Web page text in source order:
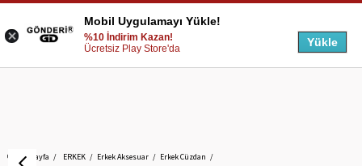
Anasayfa ERKEK Erkek Aksesuar Erkek Cüzdan
Mobil Uygulamayı Yükle!
%10 İndirim Kazan!
Ücretsiz Play Store'da
Yükle